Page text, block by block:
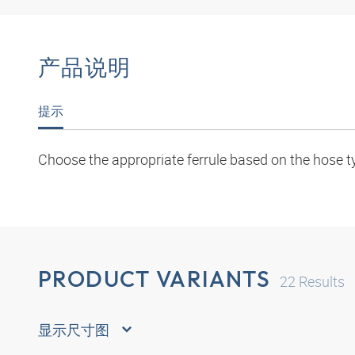
产品说明
提示
Choose the appropriate ferrule based on the hose
PRODUCT VARIANTS 22 Results
显示尺寸图